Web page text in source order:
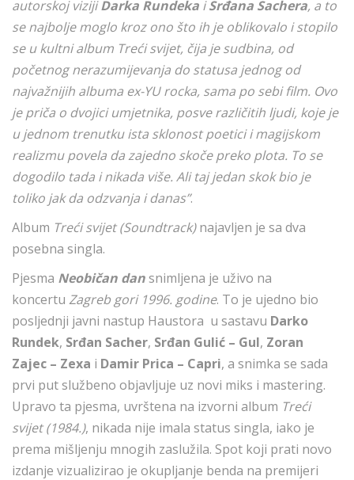
autorskoj vizijiDarka Rundeka iSrđana Sachera, a to
se najbolje moglo kroz ono što ih je oblikovalo i stopilo
se u kultni album Treći svijet, čija je sudbina, od
početnog nerazumijevanja do statusa jednog od
najvažnijih albuma ex-YU rocka, sama po sebi film. Ovo
je priča o dvojici umjetnika, posve različitih ljudi, koje je
u jednom trenutku ista sklonost poetici i magijskom
realizmu povela da zajedno skoče preko plota. To se
dogodilo tada i nikada više. Ali taj jedan skok bio je
toliko jak da odzvanja i danas”.
Album Treći svijet (Soundtrack)najavljen je sa dva
posebna singla.
Pjesma Neobičan dansnimljena je uživo na
koncertu Zagreb gori 1996. godine. To je ujedno bio
posljednji javni nastup Haustora u sastavu Darko
Rundek, Srđan Sacher, Srđan Gulić – Gul, Zoran
Zajec – Zexa i Damir Prica – Capri, a snimka se sada
prvi put službeno objavljuje uz novi miks i mastering.
Upravo ta pjesma, uvrštena na izvorni album Treći
svijet (1984.), nikada nije imala status singla, iako je
prema mišljenju mnogih zaslužila. Spot koji prati novo
izdanje vizualizirao je okupljanje benda na premijeri